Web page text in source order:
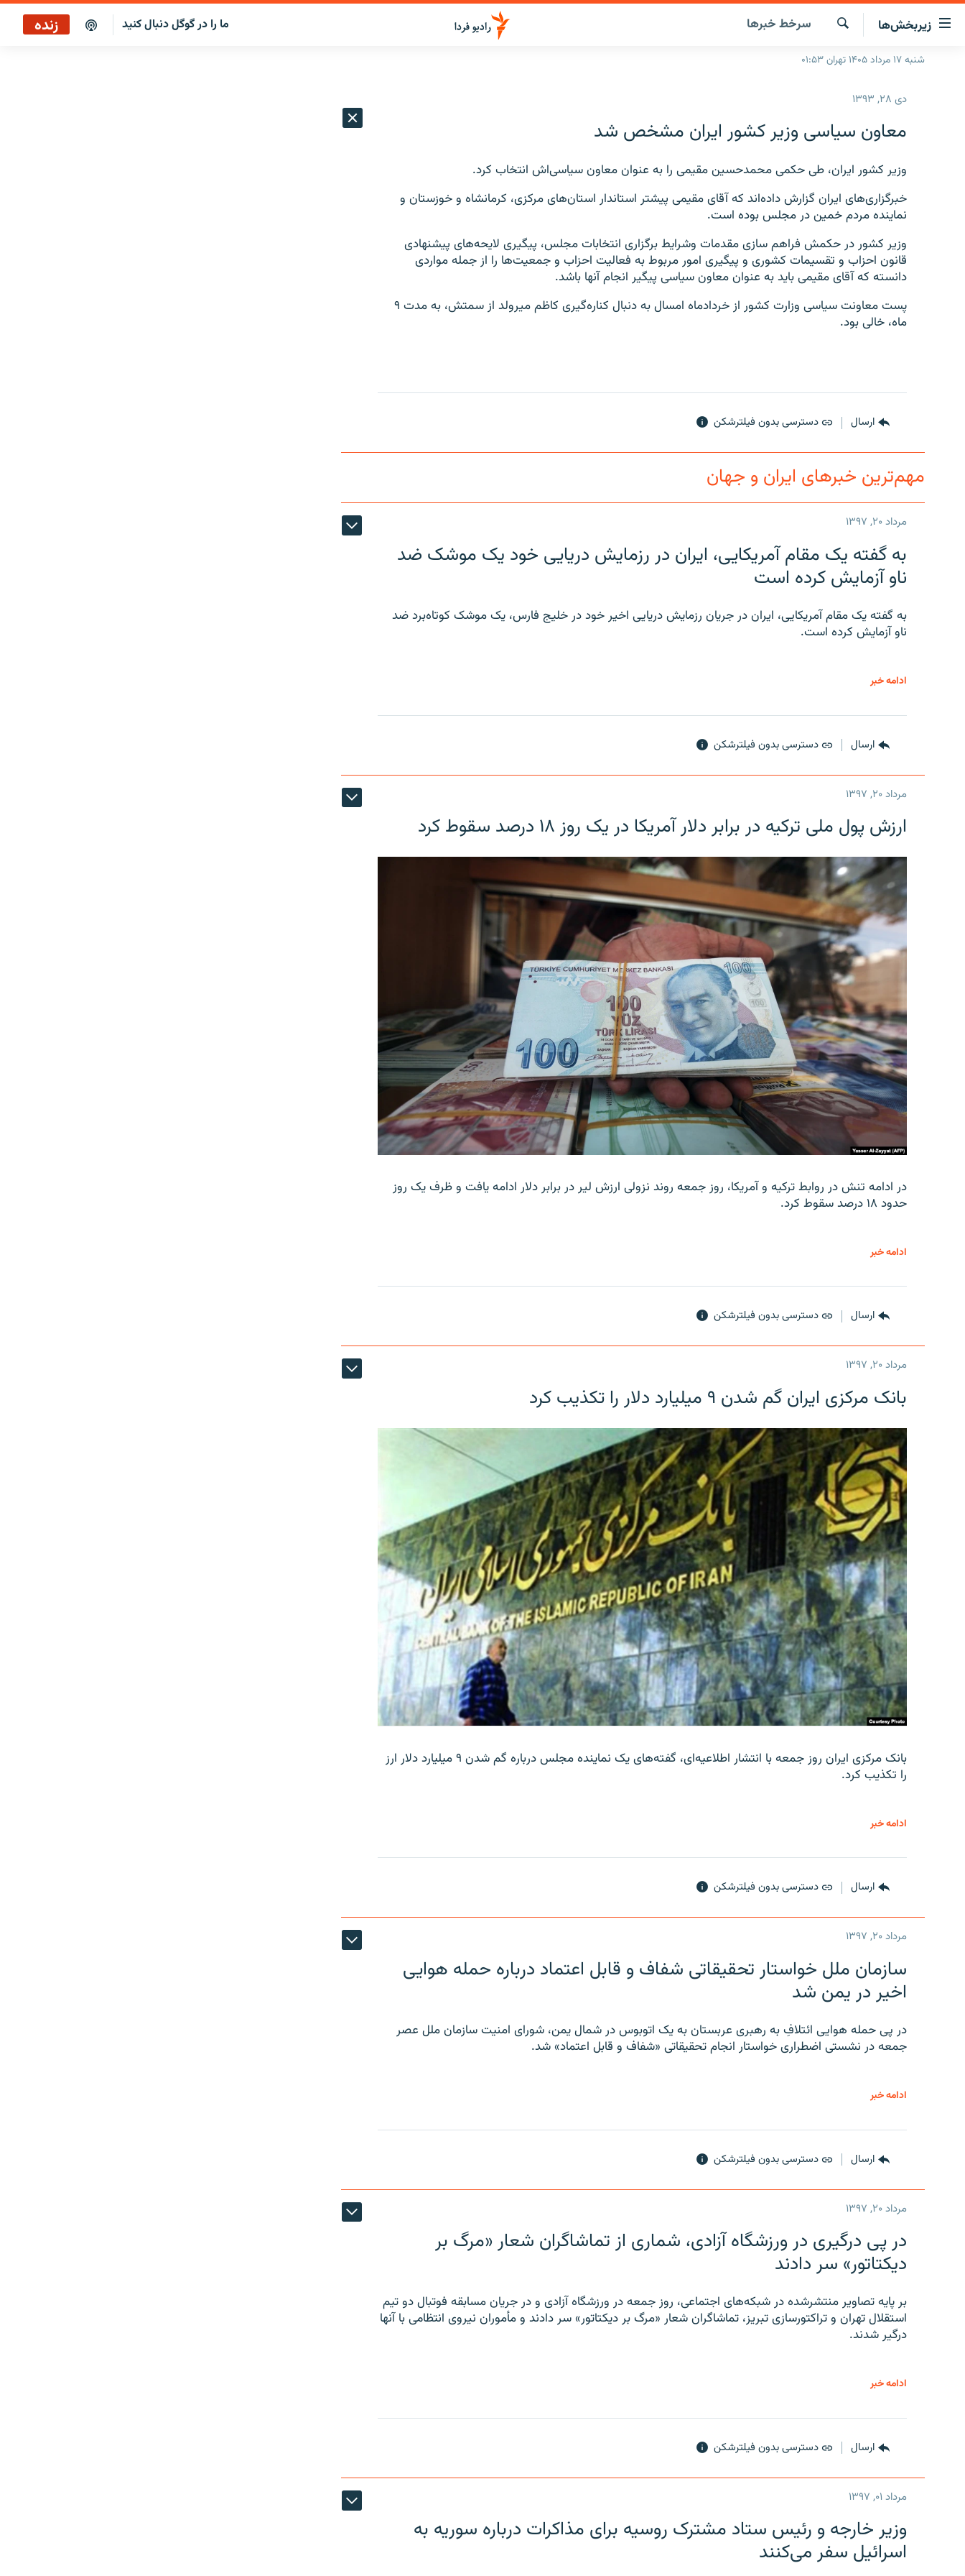
لینک‌های
قابلیت
دسترسی
زیربخش‌ها
صفحه اصلی
انتخاب کنید و بشنوید
برنامه‌های رادیویی
فرکانس‌ها
چندرسانه‌ای
گزارش‌های تصویری
گزارش‌های ویدئویی
جستجو
سرخط‌ خبرها ما را در گوگل دنبال کنید زنده
شنبه ۱۷ مرداد ۱۴۰۵ تهران ۰۱:۵۳
دی ۲۸, ۱۳۹۳
معاون سیاسی وزیر کشور ایران مشخص شد
وزیر کشور ایران، طی حکمی محمدحسین مقیمی را به عنوان معاون سیاسی‌اش انتخاب کرد.
خبرگزاری‌های ایران گزارش داده‌اند که آقای مقیمی پیشتر استاندار استان‌های مرکزی، کرمانشاه و خوزستان و
نماینده مردم خمین در مجلس بوده است.
وزیر کشور در حکمش فراهم سازی مقدمات وشرایط برگزاری انتخابات مجلس، پیگیری لایحه‌های پیشنهادی
قانون احزاب و تقسیمات کشوری و پیگیری امور مربوط به فعالیت احزاب و جمعیت‌ها را از جمله مواردی
دانسته که‌ آقای مقیمی باید به عنوان معاون سیاسی پیگیر انجام آنها باشد.
پست معاونت سیاسی وزارت کشور از خردادماه امسال به دنبال کناره‌گیری کاظم میرولد از سمتش، به مدت ۹
ماه، خالی بود.
ارسال دسترسی بدون فیلترشکن
مهم‌ترین خبرهای ایران و جهان
مرداد ۲۰, ۱۳۹۷
به گفته یک مقام آمریکایی، ایران در رزمایش دریایی خود یک موشک ضد
ناو آزمایش کرده است
به گفته یک مقام آمریکایی، ایران در جریان رزمایش دریایی اخیر خود در خلیج فارس، یک موشک کوتاه‌برد ضد
ناو آزمایش کرده است.
ادامه خبر
ارسال دسترسی بدون فیلترشکن
مرداد ۲۰, ۱۳۹۷
ارزش پول ملی ترکیه در برابر دلار آمریکا در یک روز ۱۸ درصد سقوط کرد
در ادامه تنش در روابط ترکیه و آمریکا، روز جمعه روند نزولی ارزش لیر در برابر دلار ادامه یافت و ظرف یک روز
حدود ۱۸ درصد سقوط کرد.
ادامه خبر
ارسال دسترسی بدون فیلترشکن
مرداد ۲۰, ۱۳۹۷
بانک مرکزی ایران گم شدن ۹ میلیارد دلار را تکذیب کرد
بانک مرکزی ایران روز جمعه با انتشار اطلاعیه‌ای، گفته‌های یک نماینده مجلس درباره گم شدن ۹ میلیارد دلار ارز
را تکذیب کرد.
ادامه خبر
ارسال دسترسی بدون فیلترشکن
مرداد ۲۰, ۱۳۹۷
سازمان ملل خواستار تحقیقاتی شفاف و قابل اعتماد درباره حمله هوایی
اخیر در یمن شد
در پی حمله هوایی ائتلافِ به رهبری عربستان به یک اتوبوس در شمال یمن، شورای امنیت سازمان ملل عصر
جمعه در نشستی اضطراری خواستار انجام تحقیقاتی «شفاف و قابل اعتماد» شد.
ادامه خبر
ارسال دسترسی بدون فیلترشکن
مرداد ۲۰, ۱۳۹۷
در پی درگیری در ورزشگاه آزادی، شماری از تماشاگران شعار «مرگ بر
دیکتاتور» سر دادند
بر پایه تصاویر منتشرشده در شبکه‌های اجتماعی، روز جمعه در ورزشگاه آزادی و در جریان مسابقه فوتبال دو تیم
استقلال تهران و تراکتورسازی تبریز، تماشاگران شعار «مرگ بر دیکتاتور» سر دادند و مأموران نیروی انتظامی با آنها
درگیر شدند.
ادامه خبر
ارسال دسترسی بدون فیلترشکن
مرداد ۰۱, ۱۳۹۷
وزیر خارجه و رئیس‌ ستاد مشترک روسیه برای مذاکرات درباره سوریه به
اسرائیل سفر می‌کنند